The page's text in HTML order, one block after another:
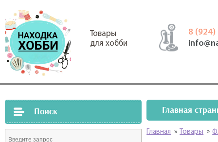
Товары
для хобби
8 (924)
Поиск Главная
Главная » Товары »